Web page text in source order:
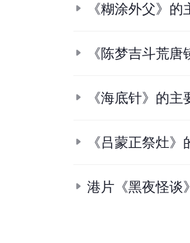
《糊涂外父》的
《陈梦吉斗荒
《海底针》的主
《吕蒙正祭灶
港片《黑夜怪谈